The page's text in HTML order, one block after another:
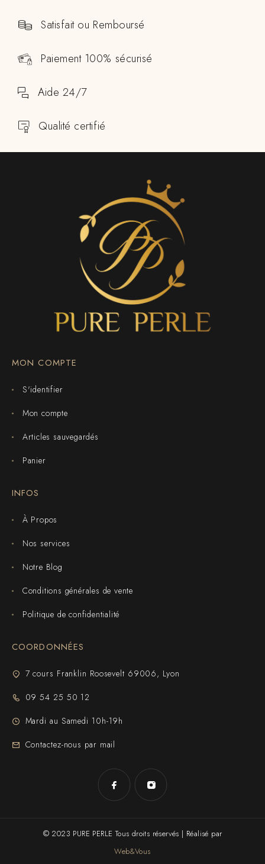
Satisfait ou Remboursé
Paiement 100% sécurisé
Aide 24/7
Qualité certifié
MON COMPTE
S'identifier
Mon compte
Articles sauvegardés
Panier
INFOS
À Propos
Nos services
Notre Blog
Conditions générales de vente
Politique de confidentialité
COORDONNÉES
7 cours Franklin Roosevelt 69006, Lyon
09 54 25 50 12
Mardi au Samedi 10h-19h
Contactez-nous par mail
© 2023 PURE PERLE Tous droits réservés | Réalisé par
Web&Vous